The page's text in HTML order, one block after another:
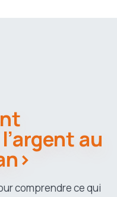
au
comprendre ce qui